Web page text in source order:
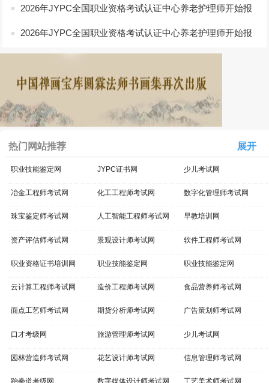
2026年JYPC全国职业资格考试认证中心养老护理师开始报
2026年JYPC全国职业资格考试认证中心养老护理师开始报
热门网站推荐 展开
职业技能鉴定网 JYPC证书网 少儿考试网
冶金工程师考试网 化工工程师考试网 数字化管理师考试网
珠宝鉴定师考试网 人工智能工程师考试网 早教培训网
资产评估师考试网 景观设计师考试网 软件工程师考试网
职业资格证书培训网 职业技能鉴定网 职业技能鉴定网
云计算工程师考试网 造价工程师考试网 食品营养师考试网
面点工艺师考试网 期货分析师考试网 广告策划师考试网
口才考级网 旅游管理师考试网 少儿考试网
园林营造师考试网 花艺设计师考试网 信息管理师考试网